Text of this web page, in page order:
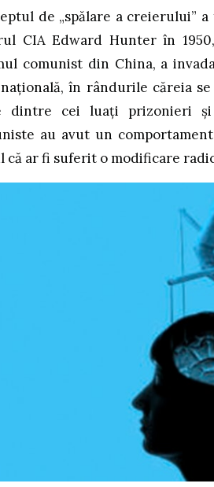
de „spălare a creierului”
CIA Edward Hunter în
comunist din China, a
în rândurile căreia
dintre cei luați prizonieri
au avut un
că ar fi suferit o modificare